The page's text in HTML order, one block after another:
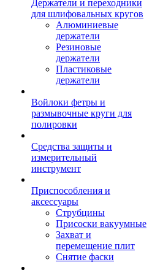
Держатели и переходники
для шлифовальных кругов
Алюминиевые
держатели
Резиновые
держатели
Пластиковые
держатели
Войлоки фетры и
размывочные круги для
полировки
Средства защиты и
измерительный
инструмент
Приспособления и
аксессуары
Струбцины
Присоски вакуумные
Захват и
перемещение плит
Снятие фаски